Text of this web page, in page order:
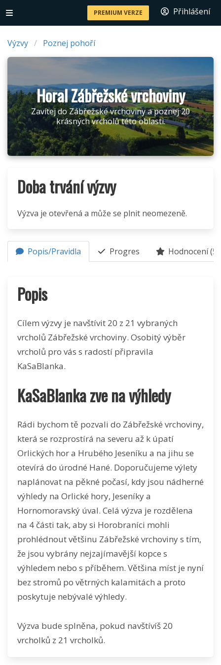
PREMIUM VERZE Přihlášení
Výzvy Poznej pohoří
Horal Zábřežské vrchoviny
Zavítej do Zábřežské vrchoviny a poznej 20
krásných vrcholů této oblasti.
Doba trvání výzvy
Výzva je otevřená a může se plnit neomezeně.
Popis/Pravidla Progres Hodnocení (5)
Popis
Cílem výzvy je navštívit 20 z 21 vybraných
vrcholů Zábřežské vrchoviny. Osobitý výběr
vrcholů pro vás s radostí připravila
KaSaBlanka.
KaSaBlanka zve na výhledy
Rádi bychom tě pozvali do Zábřežské vrchoviny,
která se rozprostírá na severu až k úpatí
Orlických hor a Hrubého Jeseníku a na jihu se
otevírá do úrodné Hané. Doporučujeme výlety
naplánovat na pěkné počasí, kdy jsou nádherné
výhledy na Orlické hory, Jeseníky a
Hornomoravský úval. Celá výzva je rozdělena
na 4 části tak, aby si Horobraníci mohli
prohlédnout většinu Zábřežské vrchoviny s tím,
že jsou vybrány nejzajímavější kopce s
výhledem nebo s příběhem. Většina míst je nyní
bez stromů po větrných kalamitách a proto
poskytuje nebývalé výhledy.
Výzva bude splněna, pokud navštívíš 20
vrcholků z 21 vrcholků.